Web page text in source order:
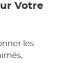
Votre
les